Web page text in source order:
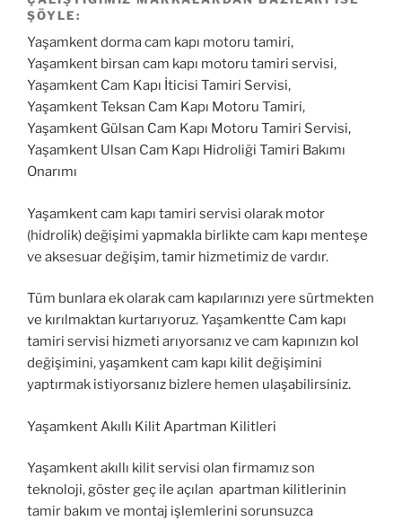
ŞÖYLE:
Yaşamkent dorma cam kapı motoru tamiri,
Yaşamkent birsan cam kapı motoru tamiri servisi,
Yaşamkent Cam Kapı İticisi Tamiri Servisi,
Yaşamkent Teksan Cam Kapı Motoru Tamiri,
Yaşamkent Gülsan Cam Kapı Motoru Tamiri Servisi,
Yaşamkent Ulsan Cam Kapı Hidroliği Tamiri Bakımı
Onarımı
Yaşamkent cam kapı tamiri servisi olarak motor
(hidrolik) değişimi yapmakla birlikte cam kapı menteşe
ve aksesuar değişim, tamir hizmetimiz de vardır.
Tüm bunlara ek olarak cam kapılarınızı yere sürtmekten
ve kırılmaktan kurtarıyoruz. Yaşamkentte Cam kapı
tamiri servisi hizmeti arıyorsanız ve cam kapınızın kol
değişimini, yaşamkent cam kapı kilit değişimini
yaptırmak istiyorsanız bizlere hemen ulaşabilirsiniz.
Yaşamkent Akıllı Kilit Apartman Kilitleri
Yaşamkent akıllı kilit servisi olan firmamız son
teknoloji, göster geç ile açılan apartman kilitlerinin
tamir bakım ve montaj işlemlerini sorunsuzca